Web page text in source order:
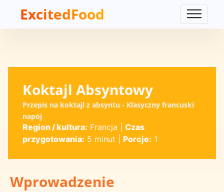
ExcitedFood
Koktajl Absyntowy
Przepis na koktajl z absyntu - Klasyczny francuski
napój
Region / kultura: Francja
Czas
przygotowania: 5 minut Porcje: 1
Wprowadzenie